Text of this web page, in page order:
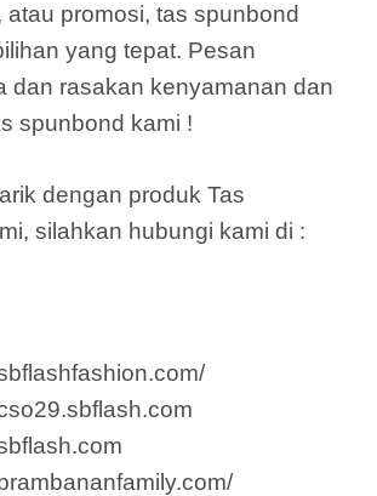
promosi, tas spunbond
yang tepat. Pesan
dan rasakan kenyamanan dan
spunbond kami !
dengan produk Tas
silahkan hubungi kami di :